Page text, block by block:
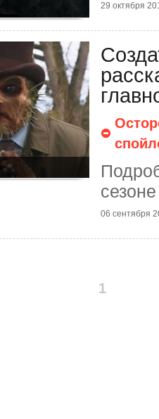
29 октября
06 сентября
1